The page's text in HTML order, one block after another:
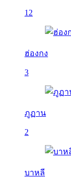
12
ฮ่องกง
3
ภูฏาน
2
บาหลี